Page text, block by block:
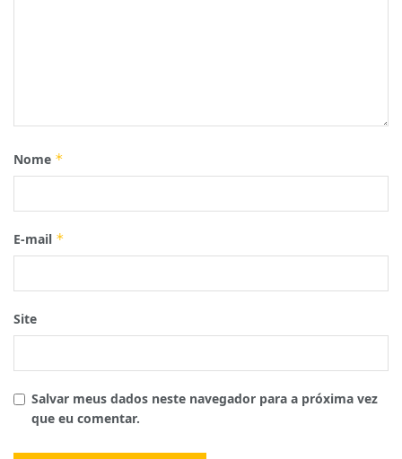
Nome *
E-mail *
Site
Salvar meus dados neste navegador para a próxima vez
que eu comentar.